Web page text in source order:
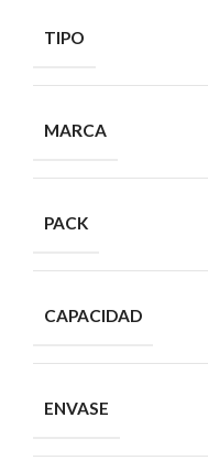
TIPO
MARCA
PACK
CAPACIDAD
ENVASE